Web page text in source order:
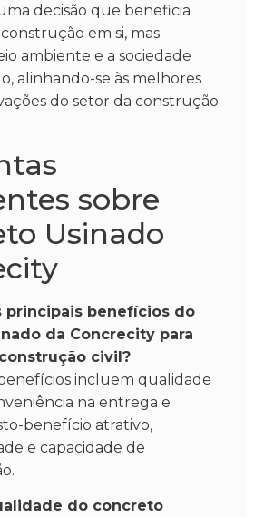
decisão que beneficia
em si, mas
ambiente e a sociedade
alinhando-se às melhores
do setor da construção
sobre
Usinado
principais benefícios do
da Concrecity para
civil?
incluem qualidade
na entrega e
benefício atrativo,
e capacidade de
do concreto